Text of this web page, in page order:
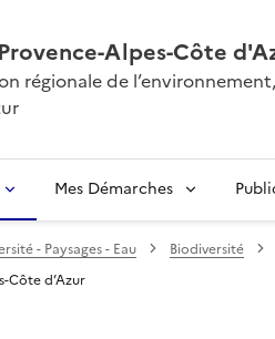
Alpes-Côte
régionale de
Mes Démarches
- Paysages - Eau Biodiversité
Côte d’Azur